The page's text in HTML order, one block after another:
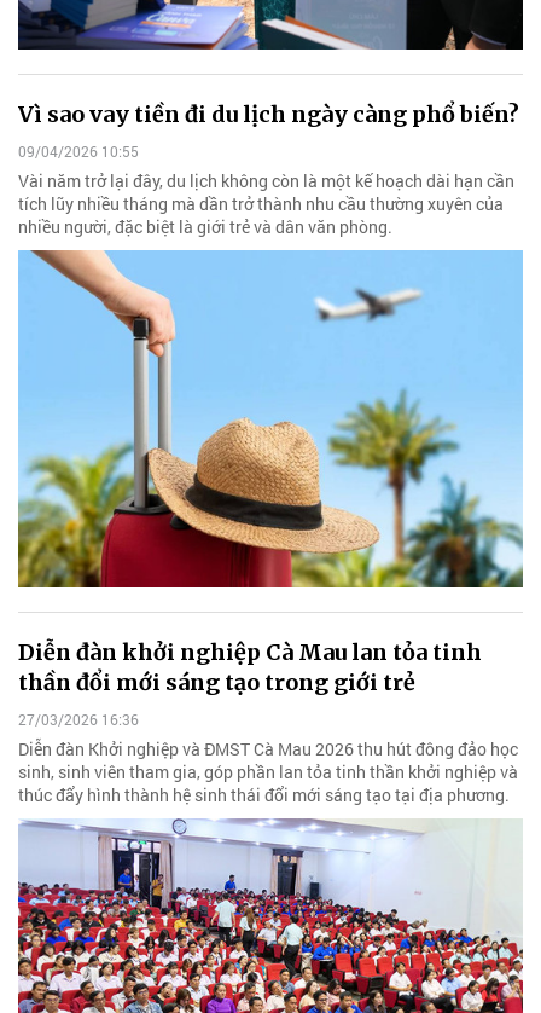
Vì sao vay tiền đi du lịch ngày càng phổ biến?
09/04/2026 10:55
Vài năm trở lại đây, du lịch không còn là một kế hoạch dài hạn cần
tích lũy nhiều tháng mà dần trở thành nhu cầu thường xuyên của
nhiều người, đặc biệt là giới trẻ và dân văn phòng.
Diễn đàn khởi nghiệp Cà Mau lan tỏa tinh
thần đổi mới sáng tạo trong giới trẻ
27/03/2026 16:36
Diễn đàn Khởi nghiệp và ĐMST Cà Mau 2026 thu hút đông đảo học
sinh, sinh viên tham gia, góp phần lan tỏa tinh thần khởi nghiệp và
thúc đẩy hình thành hệ sinh thái đổi mới sáng tạo tại địa phương.